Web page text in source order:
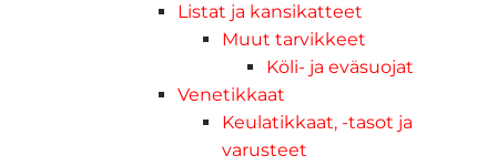
Listat ja kansikatteet
Muut tarvikkeet
Köli- ja eväsuojat
Venetikkaat
Keulatikkaat, -tasot ja
varusteet